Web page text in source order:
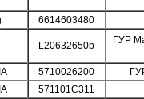
6614603480
L20632650b ГУР
5710026200
571101C311